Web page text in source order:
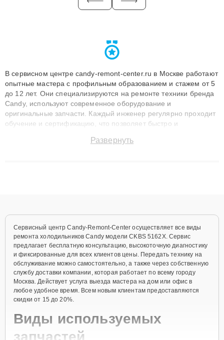
В сервисном центре candy-remont-center.ru в Москве работают
опытные мастера с профильным образованием и стажем от 5
до 12 лет. Они специализируются на ремонте техники бренда
Candy, используют современное оборудование и
оригинальные запчасти. Каждый инженер регулярно проходит
обучение и сертификацию, что позволяет быстро и
сохранением гарантии до 3 лет. Наши мастера решают
Развернуть
Сервисный центр Candy-Remont-Center осуществляет все виды
ремонта холодильников Candy модели CKBS 5162X. Сервис
предлагает бесплатную консультацию, высокоточную диагностику
и фиксированные для всех клиентов цены. Передать технику на
обслуживание можно самостоятельно, а также через собственную
службу доставки компании, которая работает по всему городу
Москва. Действует услуга выезда мастера на дом или офис в
любое удобное время. Всем новым клиентам предоставляются
скидки от 15 до 20%.
Виды используемых
запчастей